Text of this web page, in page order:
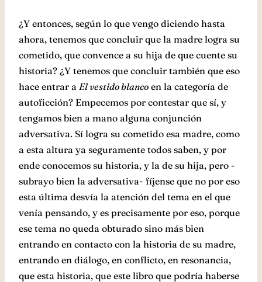
¿Y entonces, según lo que vengo diciendo hasta
ahora, tenemos que concluir que la madre logra su
cometido, que convence a su hija de que cuente su
historia? ¿Y tenemos que concluir también que eso
hace entrar a El vestido blanco en la categoría de
autoficción? Empecemos por contestar que sí, y
tengamos bien a mano alguna conjunción
adversativa. Sí logra su cometido esa madre, como
a esta altura ya seguramente todos saben, y por
ende conocemos su historia, y la de su hija, pero -
subrayo bien la adversativa- fíjense que no por eso
esta última desvía la atención del tema en el que
venía pensando, y es precisamente por eso, porque
ese tema no queda obturado sino más bien
entrando en contacto con la historia de su madre,
entrando en diálogo, en conflicto, en resonancia,
que esta historia, que este libro que podría haberse